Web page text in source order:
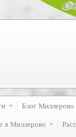
Блог Миллерово
в Миллерово